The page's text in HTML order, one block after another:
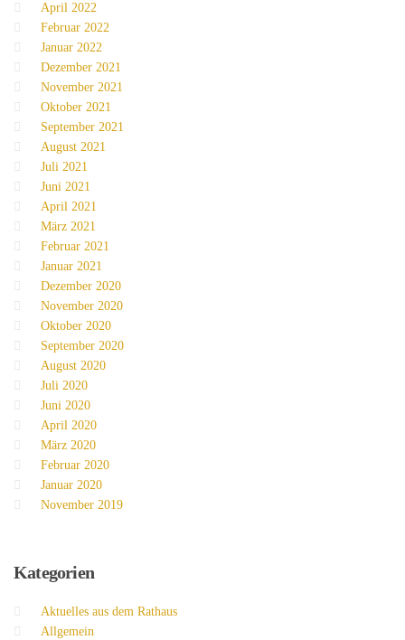
April 2022
Februar 2022
Januar 2022
Dezember 2021
November 2021
Oktober 2021
September 2021
August 2021
Juli 2021
Juni 2021
April 2021
März 2021
Februar 2021
Januar 2021
Dezember 2020
November 2020
Oktober 2020
September 2020
August 2020
Juli 2020
Juni 2020
April 2020
März 2020
Februar 2020
Januar 2020
November 2019
Kategorien
Aktuelles aus dem Rathaus
Allgemein